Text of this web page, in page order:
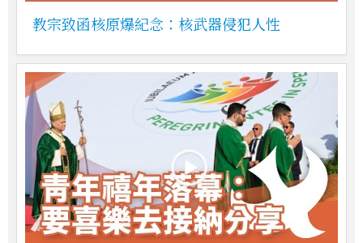
教宗致函核原爆紀念：核武器侵犯人性